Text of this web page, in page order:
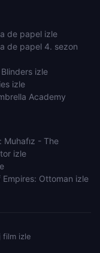
de papel izle
de papel 4. sezon
izle
izle
Academy
Muhafız - The
izle
Empires: Ottoman izle
film izle